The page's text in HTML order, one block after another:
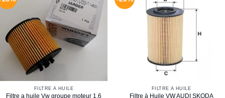
FILTRE À HUILE
Filtre a huile Vw groupe moteur 1.6
FILTRE À HUILE
Filtre à Huile VW AUDI SKODA